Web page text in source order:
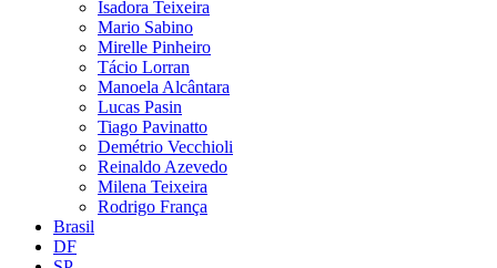
Isadora Teixeira
Mario Sabino
Mirelle Pinheiro
Tácio Lorran
Manoela Alcântara
Lucas Pasin
Tiago Pavinatto
Demétrio Vecchioli
Reinaldo Azevedo
Milena Teixeira
Rodrigo França
Brasil
DF